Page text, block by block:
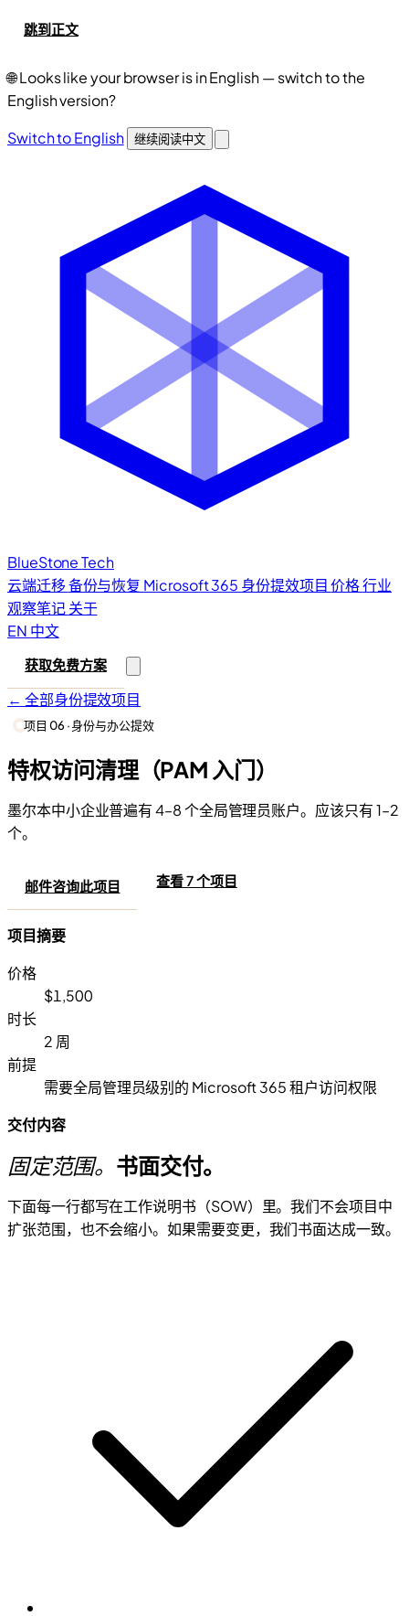
跳到正文
🌐Looks like your browser is in English — switch to the
English version?
Switch to English
继续阅读中文
BlueStoneTech
云端迁移备份与恢复 Microsoft 365 身份提效项目价格行业
观察笔记关于
EN 中文
获取免费方案
← 全部身份提效项目
项目 06 · 身份与办公提效
特权访问清理（PAM 入门）
墨尔本中小企业普遍有 4–8 个全局管理员账户。应该只有 1–2
个。
邮件咨询此项目 查看 7 个项目
项目摘要
价格
$1,500
时长
2 周
前提
需要全局管理员级别的 Microsoft 365 租户访问权限
交付内容
固定范围。 书面交付。
下面每一行都写在工作说明书（SOW）里。我们不会项目中
扩张范围，也不会缩小。如果需要变更，我们书面达成一致。